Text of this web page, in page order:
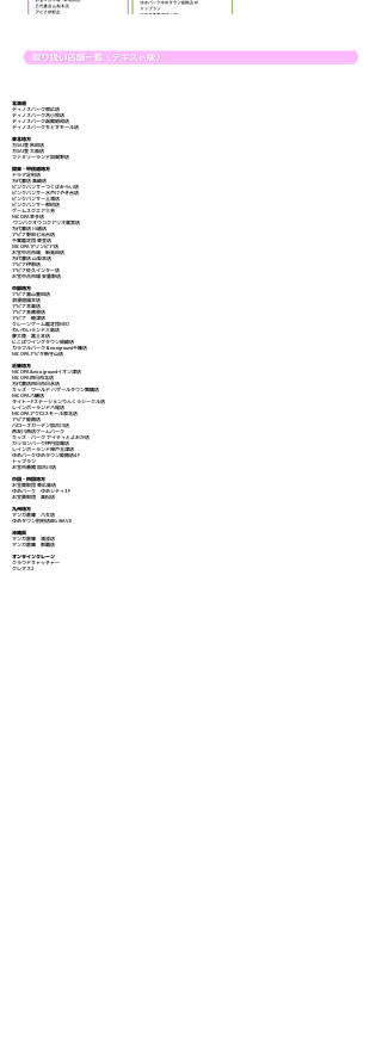
北海道
ディノスパーク帯広店
ディノスパーク苫小牧店
ディノスパーク函館昭和店
ディノスパークちとせモール店
東北地方
万SAI堂 秋田店
万SAI堂 大曲店
ファミリーランド加賀野店
関東・甲信越地方
ドラマ足利店
万代書店 高崎店
ピンクパンサーつくばみらい店
ピンクパンサー水戸けやき台店
ピンクパンサー土浦店
ピンクパンサー那珂店
ゲームスクエア三芳
NICOPA幸手店
ワンパクオウコクアリオ鷲宮店
万代書店 川越店
アピナ野田七光台店
千葉鑑定団 東金店
NICOPAマリンピア店
お宝中古市場 新発田店
万代書店 山梨本店
アピナ伊那店
アピナ佐久インター店
お宝中古市場 安曇野店
中部地方
アピナ富山豊田店
浪漫遊福井店
アピナ本巣店
アピナ各務原店
アピナ 焼津店
クレーンゲーム鑑定団NEO
わいわいランド三島店
夢大陸 富士本店
にこぱウイングタウン岡崎店
カラフルパーク＆nicoground千種店
NICOPAアピタ新守山店
近畿地方
NICOPA&nico groundイオン津店
NICOPA四日市北店
万代書店四日市日永店
キッズ・ワールド バザールタウン舞鶴店
NICOPA八幡店
タイトーFステーションりんくうシークル店
レインボーランド八尾店
NICOPAアクロスモール泉北店
アピナ姫路店
ハローズガーデン加古川店
西友川西店ゲームパーク
キッズ・パーク アイティとよおか店
カリヨンパーク伊丹昆陽店
レインボーランド神戸玉津店
ゆめパークゆめタウン姫路店4F
トップラン
お宝市番館 加古川店
中国・四国地方
お宝買取団 東広島店
ゆめパーク ゆめシティ3F
お宝買取団 高松店
九州地方
マンガ倉庫 八女店
ゆめタウン別府店BIG WAVE
沖縄県
マンガ倉庫 浦添店
マンガ倉庫 那覇店
オンラインクレーン
クラウドキャッチャー
クレマス2